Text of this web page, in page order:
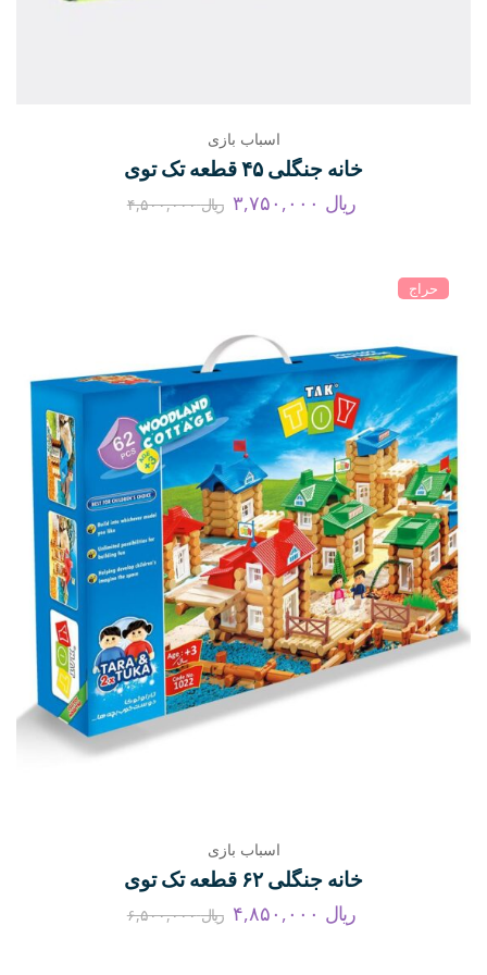
اسباب بازی
خانه جنگلی ۴۵ قطعه تک توی
ریال ریال۴,۵۰۰,۰۰۰
حراج
اسباب بازی
خانه جنگلی ۶۲ قطعه تک توی
ریال ریال۶,۵۰۰,۰۰۰